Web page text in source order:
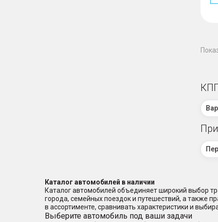
Каталог автомобилей в наличии
Каталог автомобилей объединяет широкий выбор
города, семейных поездок и путешествий, а также
в ассортименте, сравнивать характеристики и
Выберите автомобиль под ваши задачи